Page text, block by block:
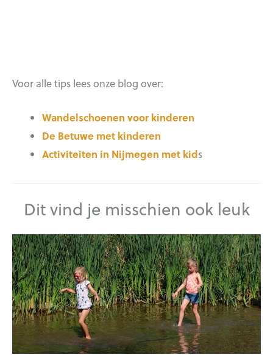
Voor alle tips lees onze blog over:
Wandelschoenen voor kinderen
De Betuwe met kinderen
Activiteiten in Nijmegen met kids
Dit vind je misschien ook leuk